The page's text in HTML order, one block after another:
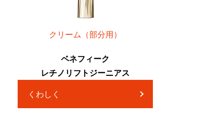
クリーム（部分用）
ベネフィーク
レチノリフトジーニアス
くわしく